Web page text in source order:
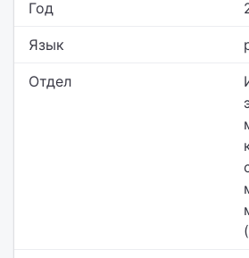
Год
Язык
Отдел